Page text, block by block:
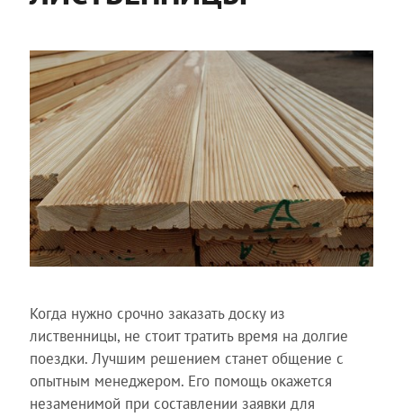
Когда нужно срочно заказать доску из
лиственницы, не стоит тратить время на долгие
поездки. Лучшим решением станет общение с
опытным менеджером. Его помощь окажется
незаменимой при составлении заявки для